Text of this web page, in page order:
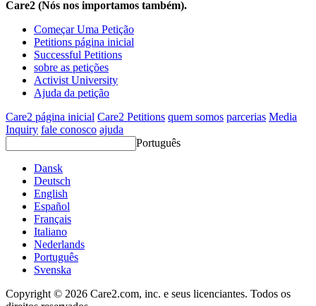
Care2 (Nós nos importamos também).
Começar Uma Petição
Petitions página inicial
Successful Petitions
sobre as petições
Activist University
Ajuda da petição
Care2 página inicial Care2 Petitions quem somos parcerias Media
Inquiry fale conosco ajuda
Português
Dansk
Deutsch
English
Español
Français
Italiano
Nederlands
Português
Svenska
Copyright © 2026 Care2.com, inc. e seus licenciantes. Todos os